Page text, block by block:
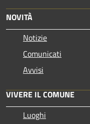
NOVITÀ
Notizie
Comunicati
Avvisi
VIVERE IL COMUNE
Luoghi